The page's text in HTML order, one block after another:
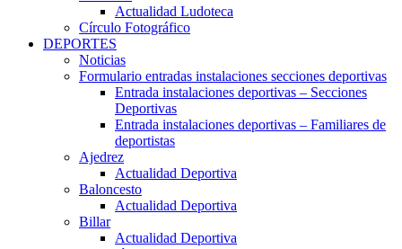
Actualidad Ludoteca
Círculo Fotográfico
DEPORTES
Noticias
Formulario entradas instalaciones secciones deportivas
Entrada instalaciones deportivas – Secciones
Deportivas
Entrada instalaciones deportivas – Familiares de
deportistas
Ajedrez
Actualidad Deportiva
Baloncesto
Actualidad Deportiva
Billar
Actualidad Deportiva